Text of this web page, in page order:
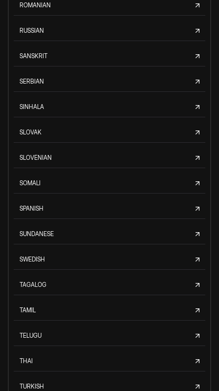
ROMANIAN
RUSSIAN
SANSKRIT
SERBIAN
SINHALA
SLOVAK
SLOVENIAN
SOMALI
SPANISH
SUNDANESE
SWEDISH
TAGALOG
TAMIL
TELUGU
THAI
TURKISH